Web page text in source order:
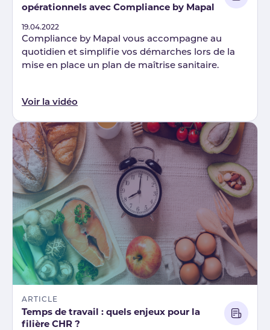
opérationnels avec Compliance by Mapal
Published
19.04.2022
Compliance by Mapal vous accompagne au
quotidien et simplifie vos démarches lors de la
mise en place un plan de maîtrise sanitaire.
Voir la vidéo
ARTICLE
Temps de travail : quels enjeux pour la
filière CHR ?